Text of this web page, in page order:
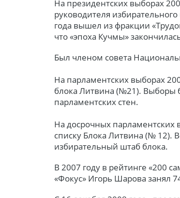
На президентских выборах
руководителя
года вышел из фракции
что «эпоха Кучмы»
Был членом совета
На парламентских выборах
блока Литвина (№21). Выборы
парламентских стен.
На досрочных парламентских
списку Блока Литвина (№ 12).
избирательный штаб блока.
В 2007 году в рейтинге «200
«Фокус» Игорь Шарова занял